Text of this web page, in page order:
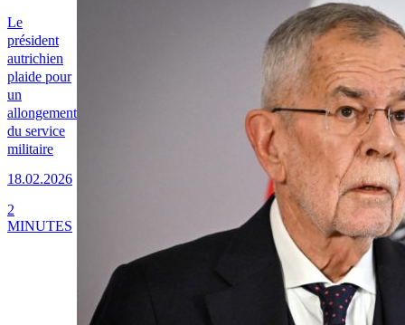
Le
président
autrichien
plaide pour
un
allongement
du service
militaire
18.02.2026
2
MINUTES